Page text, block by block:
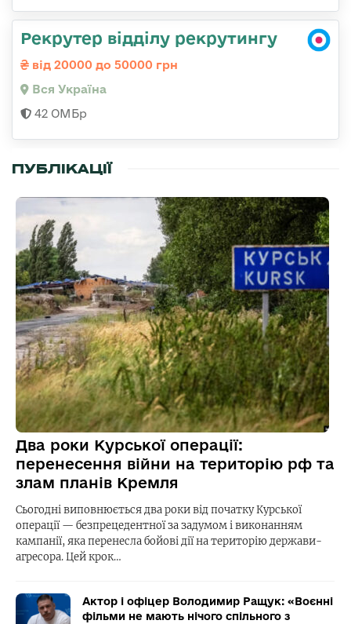
Рекрутер відділу рекрутингу
від 20000 до 50000 грн
Вся Україна
42 ОМБр
ПУБЛІКАЦІЇ
Два роки Курської операції:
перенесення війни на територію рф та
злам планів Кремля
Сьогодні виповнюється два роки від початку Курської
операції — безпрецедентної за задумом і виконанням
кампанії, яка перенесла бойові дії на територію держави-
агресора. Цей крок…
Актор і офіцер Володимир Ращук: «Воєнні
фільми не мають нічого спільного з